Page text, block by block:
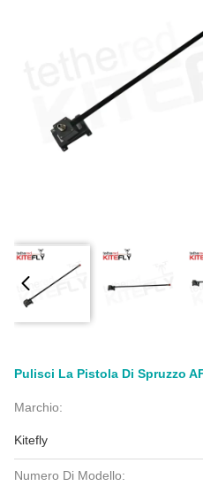
Pulisci La Pistola Di Spruzzo
Marchio:
Kitefly
Numero Di Modello: